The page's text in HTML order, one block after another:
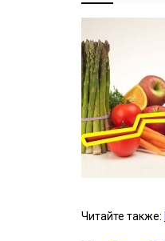
Читайте также: